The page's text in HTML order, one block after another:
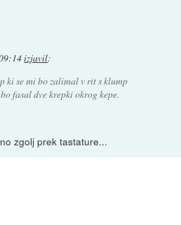
izjavil:
ki se mi bo zalimal v rit s klump
fasal dve krepki okrog kepe.
zgolj prek tastature...